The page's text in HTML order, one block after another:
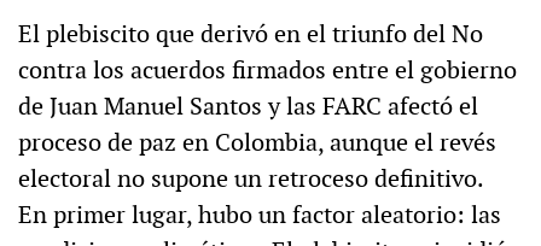
El plebiscito que derivó en el triunfo del No
contra los acuerdos firmados entre el gobierno
de Juan Manuel Santos y las FARC afectó el
proceso de paz en Colombia, aunque el revés
electoral no supone un retroceso definitivo.
En primer lugar, hubo un factor aleatorio: las